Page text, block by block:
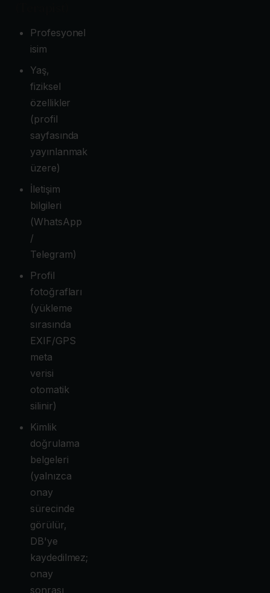
Profesyonel
isim
Yaş,
fiziksel
özellikler
(profil
sayfasında
yayınlanmak
üzere)
İletişim
bilgileri
(WhatsApp
/
Telegram)
Profil
fotoğrafları
(yükleme
sırasında
EXIF/GPS
meta
verisi
otomatik
silinir)
Kimlik
doğrulama
belgeleri
(yalnızca
onay
sürecinde
görülür,
DB'ye
kaydedilmez;
onay
sonrası